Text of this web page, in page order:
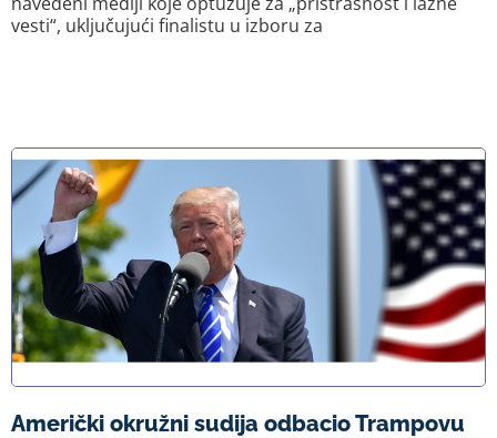
vesti“, uključujući finalistu u izboru za
Američki okružni sudija odbacio Trampovu